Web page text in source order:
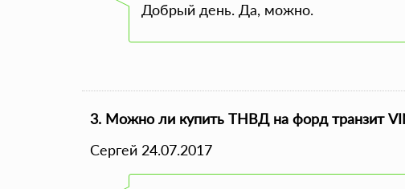
Добрый день. Да, можно.
3. Можно ли купить ТНВД на форд транзит
Сергей 24.07.2017